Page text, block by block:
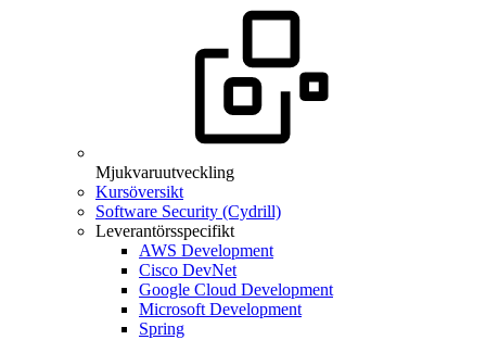
Mjukvaruutveckling
Kursöversikt
Software Security (Cydrill)
Leverantörsspecifikt
AWS Development
Cisco DevNet
Google Cloud Development
Microsoft Development
Spring